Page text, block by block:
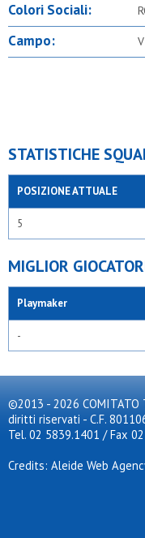
Colori Sociali:
Campo:
STATISTICHE
POSIZIONE ATTUALE
5
MIGLIOR
Playmaker
-
©2013 - 2026 COMITATO
diritti riservati - C.F.
Tel. 02 5839.1401 / Fax
Credits: Aleide Web